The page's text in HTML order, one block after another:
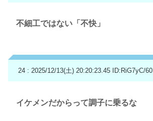
不細工ではない「不快」
24 : 2025/12/13(土) 20:20:23.45 ID:RiG7yC/60
イケメンだからって調子に乗るな